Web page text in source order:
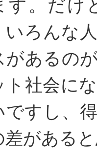
す。だけ
いろんな
があるの
ト社会に
ですし、
差がある